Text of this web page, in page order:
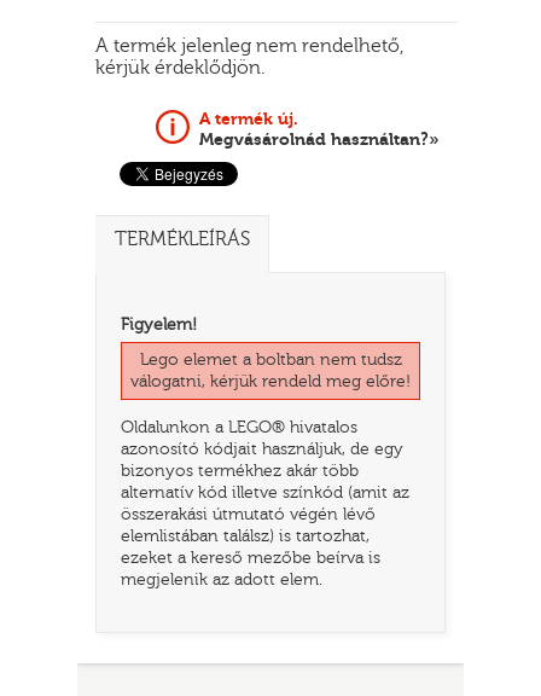
A termék jelenleg nem rendelhető,
kérjük érdeklődjön.
A termék új.
Megvásárolnád használtan?»
TERMÉKLEÍRÁS
Figyelem!
Lego elemet a boltban nem tudsz
válogatni, kérjük rendeld meg előre!
Oldalunkon a LEGO® hivatalos
azonosító kódjait használjuk, de egy
bizonyos termékhez akár több
alternatív kód illetve színkód (amit az
összerakási útmutató végén lévő
elemlistában találsz) is tartozhat,
ezeket a kereső mezőbe beírva is
megjelenik az adott elem.